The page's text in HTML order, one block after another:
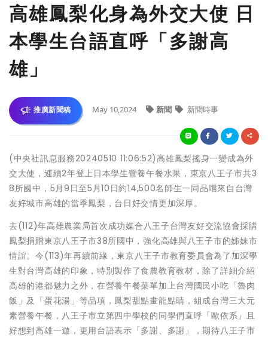
高雄鳳梨化身為外交大使 日
本學生台語直呼「多謝高
雄」
推廣新聞稿 May 10,2024 新聞 新聞時事
(中央社訊息服務20240510 11:06:52)高雄鳳梨搖身一變成為外
交大使，連續2年登上日本學生營養午餐水果，東京八王子市共3
8所國中，5月9日至5月10日約14,500名師生一同品嚐來自台灣
友好城市高雄的當季鳳梨，台日好交情更加深厚。
去(112)年高雄農業局首次成功媒合八王子台灣友好交流協會採購
鳳梨捐贈東京八王子市38所國中，強化高雄與八王子市的姊妹市
情誼。今(113)年再續前緣，東京八王子市教育委員會為了加深學
生對台灣高雄的印象，特別製作了食農教育教材，除了詳細介紹
高雄的港都魅力之外，在營養午餐菜單加上台灣國民小吃「魯肉
飯」及「蛋花湯」等品項，鳳梨甜點畫龍點睛，組成台灣三大元
素營養午餐，八王子市立第四中學校的同學們直呼「歐依系」且
好想到高雄一遊，更用台語表示「多謝、多謝」，期待八王子市